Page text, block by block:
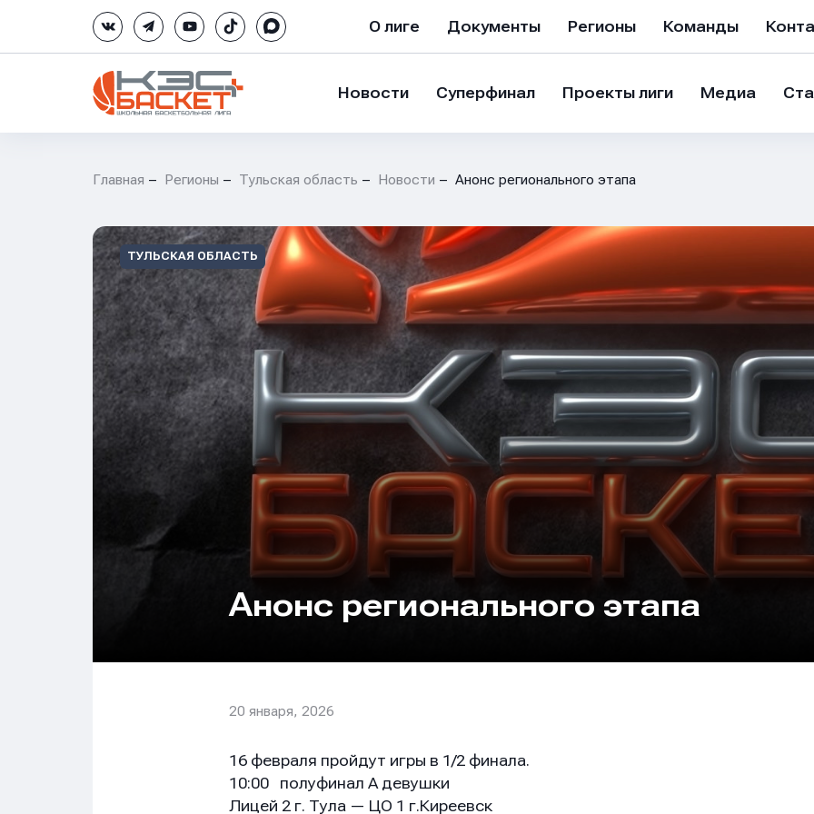
О лиге Документы Регионы Команды
Новости Суперфинал Проекты лиги Медиа
Главная Регионы Тульская область Новости Анонс регионального этапа
ТУЛЬСКАЯ ОБЛАСТЬ
Анонс регионального этапа
20 января, 2026
16 февраля пройдут игры в 1/2 финала.
10:00 полуфинал А девушки
Лицей 2 г. Тула — ЦО 1 г.Киреевск